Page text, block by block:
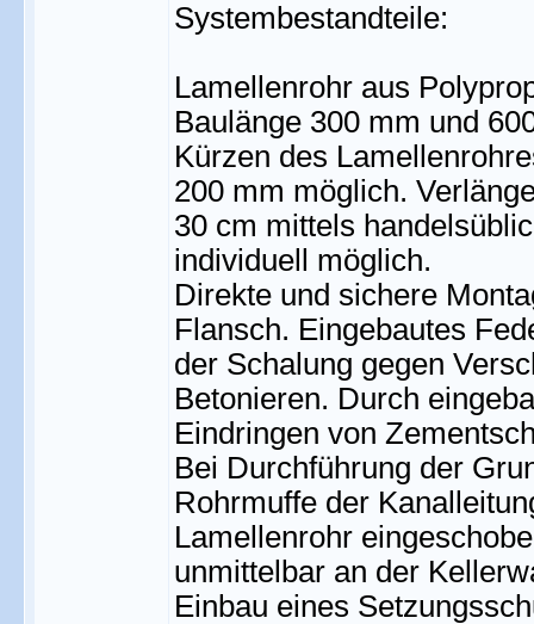
Systembestandteile:
Lamellenrohr aus
Baulänge 300 mm und
Kürzen des
200 mm möglich.
30 cm mittels
individuell möglich.
Direkte und sichere
Flansch. Eingebautes
der Schalung gegen
Betonieren. Durch
Eindringen von
Bei Durchführung der
Rohrmuffe der
Lamellenrohr
unmittelbar an der
Einbau eines